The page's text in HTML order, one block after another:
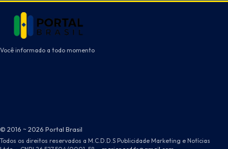
Você informado a todo momento
© 2016 ~ 2026 Portal Brasil
Todos os direitos reservados a M.C.D.D.S Publicidade Marketing e Notícias